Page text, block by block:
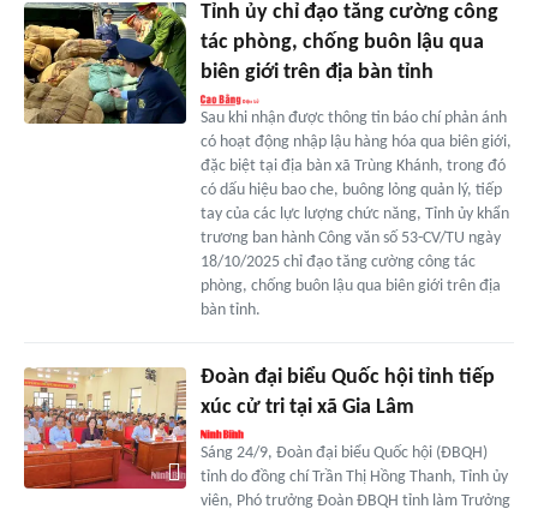
Tỉnh ủy chỉ đạo tăng cường công
tác phòng, chống buôn lậu qua
biên giới trên địa bàn tỉnh
Sau khi nhận được thông tin báo chí phản ánh
có hoạt động nhập lậu hàng hóa qua biên giới,
đặc biệt tại địa bàn xã Trùng Khánh, trong đó
có dấu hiệu bao che, buông lỏng quản lý, tiếp
tay của các lực lượng chức năng, Tỉnh ủy khẩn
trương ban hành Công văn số 53-CV/TU ngày
18/10/2025 chỉ đạo tăng cường công tác
phòng, chống buôn lậu qua biên giới trên địa
bàn tỉnh.
Đoàn đại biểu Quốc hội tỉnh tiếp
xúc cử tri tại xã Gia Lâm
Sáng 24/9, Đoàn đại biểu Quốc hội (ĐBQH)
tỉnh do đồng chí Trần Thị Hồng Thanh, Tỉnh ủy
viên, Phó trưởng Đoàn ĐBQH tỉnh làm Trưởng